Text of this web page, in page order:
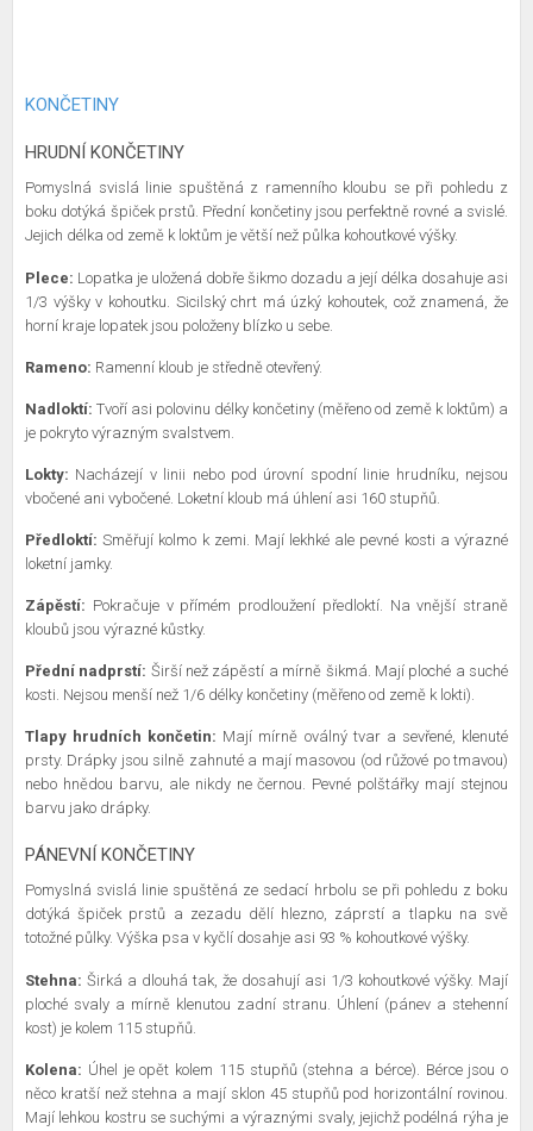
KONČETINY
HRUDNÍ KONČETINY
Pomyslná svislá linie spuštěná z ramenního kloubu se při pohledu z
boku dotýká špiček prstů. Přední končetiny jsou perfektně rovné a svislé.
Jejich délka od země k loktům je větší než půlka kohoutkové výšky.
Plece: Lopatka je uložená dobře šikmo dozadu a její délka dosahuje asi
1/3 výšky v kohoutku. Sicilský chrt má úzký kohoutek, což znamená, že
horní kraje lopatek jsou položeny blízko u sebe.
Rameno: Ramenní kloub je středně otevřený.
Nadloktí: Tvoří asi polovinu délky končetiny (měřeno od země k loktům) a
je pokryto výrazným svalstvem.
Lokty: Nacházejí v linii nebo pod úrovní spodní linie hrudníku, nejsou
vbočené ani vybočené. Loketní kloub má úhlení asi 160 stupňů.
Předloktí: Směřují kolmo k zemi. Mají lekhké ale pevné kosti a výrazné
loketní jamky.
Zápěstí: Pokračuje v přímém prodloužení předloktí. Na vnější straně
kloubů jsou výrazné kůstky.
Přední nadprstí: Širší než zápěstí a mírně šikmá. Mají ploché a suché
kosti. Nejsou menší než 1/6 délky končetiny (měřeno od země k lokti).
Tlapy hrudních končetin: Mají mírně oválný tvar a sevřené, klenuté
prsty. Drápky jsou silně zahnuté a mají masovou (od růžové po tmavou)
nebo hnědou barvu, ale nikdy ne černou. Pevné polštářky mají stejnou
barvu jako drápky.
PÁNEVNÍ KONČETINY
Pomyslná svislá linie spuštěná ze sedací hrbolu se při pohledu z boku
dotýká špiček prstů a zezadu dělí hlezno, záprstí a tlapku na svě
totožné půlky. Výška psa v kyčlí dosahje asi 93 % kohoutkové výšky.
Stehna: Širká a dlouhá tak, že dosahují asi 1/3 kohoutkové výšky. Mají
ploché svaly a mírně klenutou zadní stranu. Úhlení (pánev a stehenní
kost) je kolem 115 stupňů.
Kolena: Úhel je opět kolem 115 stupňů (stehna a bérce). Bérce jsou o
něco kratší než stehna a mají sklon 45 stupňů pod horizontální rovinou.
Mají lehkou kostru se suchými a výraznými svaly, jejichž podélná rýha je